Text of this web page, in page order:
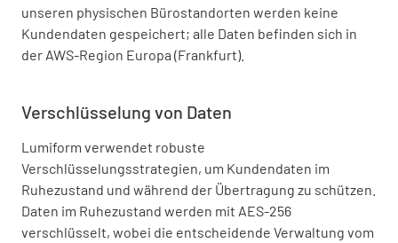
unseren physischen Bürostandorten werden keine
Kundendaten gespeichert; alle Daten befinden sich in
der AWS-Region Europa (Frankfurt).
Verschlüsselung von Daten
Lumiform verwendet robuste
Verschlüsselungsstrategien, um Kundendaten im
Ruhezustand und während der Übertragung zu schützen.
Daten im Ruhezustand werden mit AES-256
verschlüsselt, wobei die entscheidende Verwaltung vom